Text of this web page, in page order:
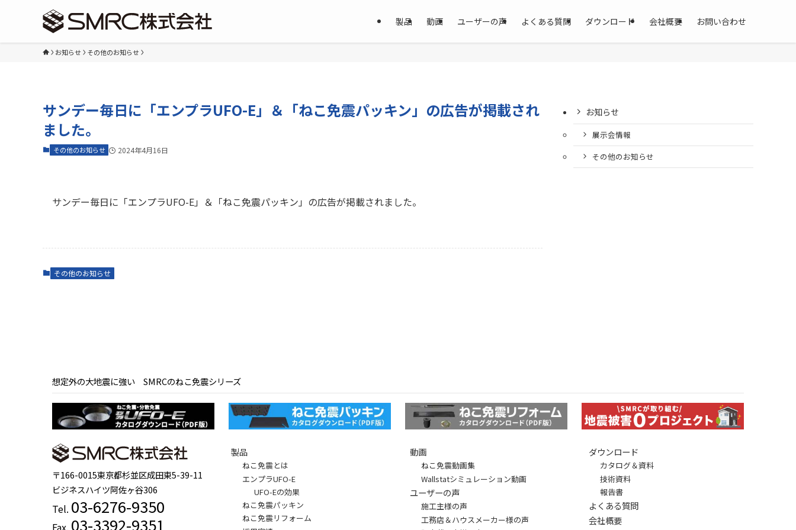
製品 動画 ユーザーの声 よくある質問 ダウンロード 会社概要 お問い合わせ
お知らせ その他のお知らせ
サンデー毎日に「エンプラUFO-E」＆「ねこ免震パッキン」の広告が掲載され
ました。
その他のお知らせ 2024年4月16日
サンデー毎日に「エンプラUFO-E」＆「ねこ免震パッキン」の広告が掲載されました。
その他のお知らせ
お知らせ
展示会情報
その他のお知らせ
想定外の大地震に強い SMRCのねこ免震シリーズ
〒166-0015東京都杉並区成田東5-39-11
ビジネスハイツ阿佐ヶ谷306
Tel. 03-6276-9350
Fax. 03-3392-9351
製品
ねこ免震とは
エンプラUFO-E
UFO-Eの効果
ねこ免震パッキン
ねこ免震リフォーム
動画
ねこ免震動画集
Wallstatシミュレーション動画
ユーザーの声
施工主様の声
工務店＆ハウスメーカー様の声
ダウンロード
カタログ＆資料
技術資料
報告書
よくある質問
会社概要